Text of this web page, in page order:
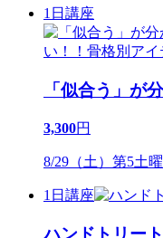
1日講座
「似合う」が
3,300円
8/29（土）第5土
1日講座
ハンドトリー